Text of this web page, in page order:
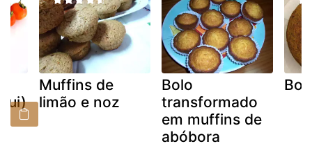
Muffins de
limão e noz
Bolo
transformado
em muffins de
abóbora